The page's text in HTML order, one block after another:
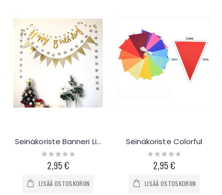
Seinäkoriste Banneri Lippu
Rating:
0%2,95 €
LISÄÄ OSTOSKORIIN
Seinäkoriste Colorful
Rating:
0%2,95 €
LISÄÄ OSTOSKORIIN